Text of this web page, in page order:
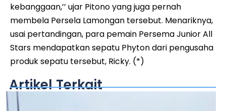
kebanggaan,’’ ujar Pitono yang juga pernah
membela Persela Lamongan tersebut. Menariknya,
usai pertandingan, para pemain Persema Junior All
Stars mendapatkan sepatu Phyton dari pengusaha
produk sepatu tersebut, Ricky. (*)
Artikel Terkait